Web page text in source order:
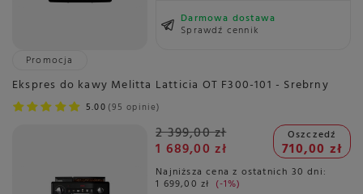
Darmowa dostawa
Sprawdź cennik
Promocja
Ekspres do kawy Melitta Latticia OT F300-101 - Srebrny
5.00 95 opinie
2 399,00 zł
1 689,00 zł
Oszczedź
710,00 zł
Najniższa cena z ostatnich 30 dni:
1 699,00 zł -1%